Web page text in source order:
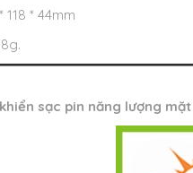
118 * 44mm
sạc pin năng lượng